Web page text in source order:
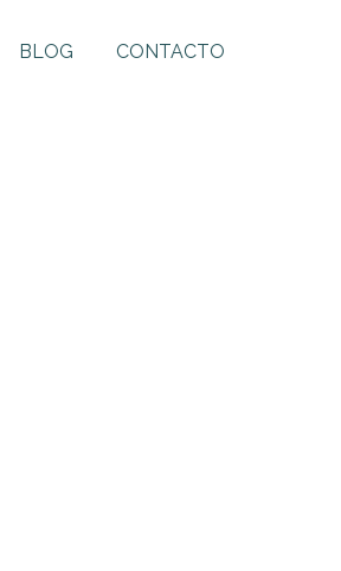
BLOG CONTACTO